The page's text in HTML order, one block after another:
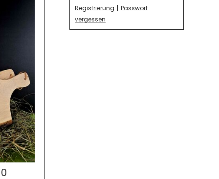
Registrierung | Passwort
vergessen